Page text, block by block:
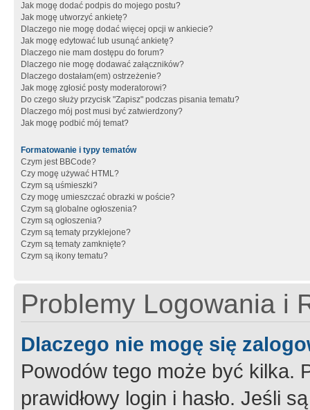
Jak mogę dodać podpis do mojego postu?
Jak mogę utworzyć ankietę?
Dlaczego nie mogę dodać więcej opcji w ankiecie?
Jak mogę edytować lub usunąć ankietę?
Dlaczego nie mam dostępu do forum?
Dlaczego nie mogę dodawać załączników?
Dlaczego dostałam(em) ostrzeżenie?
Jak mogę zgłosić posty moderatorowi?
Do czego służy przycisk "Zapisz" podczas pisania tematu?
Dlaczego mój post musi być zatwierdzony?
Jak mogę podbić mój temat?
Formatowanie i typy tematów
Czym jest BBCode?
Czy mogę używać HTML?
Czym są uśmieszki?
Czy mogę umieszczać obrazki w poście?
Czym są globalne ogłoszenia?
Czym są ogłoszenia?
Czym są tematy przyklejone?
Czym są tematy zamknięte?
Czym są ikony tematu?
Problemy Logowania i
Dlaczego nie mogę się
Powodów tego może być kilka.
prawidłowy login i hasło. Jeśli